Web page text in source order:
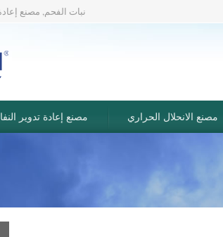
نبات الفحم, مصنع
مصنع إعادة تدوير مصنع الانحلال الحراري